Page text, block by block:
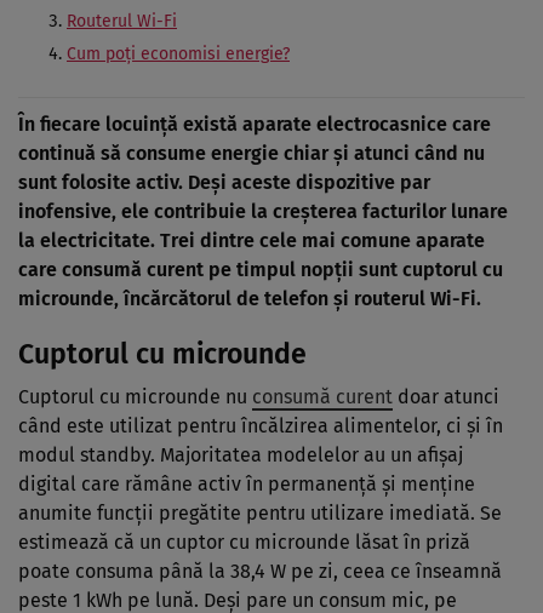
Routerul Wi-Fi
Cum poți economisi energie?
În fiecare locuință există aparate electrocasnice care
continuă să consume energie chiar și atunci când nu
sunt folosite activ. Deși aceste dispozitive par
inofensive, ele contribuie la creșterea facturilor lunare
la electricitate. Trei dintre cele mai comune aparate
care consumă curent pe timpul nopții sunt cuptorul cu
microunde, încărcătorul de telefon și routerul Wi-Fi.
Cuptorul cu microunde
Cuptorul cu microunde nu consumă curent doar atunci
când este utilizat pentru încălzirea alimentelor, ci și în
modul standby. Majoritatea modelelor au un afișaj
digital care rămâne activ în permanență și menține
anumite funcții pregătite pentru utilizare imediată. Se
estimează că un cuptor cu microunde lăsat în priză
poate consuma până la 38,4 W pe zi, ceea ce înseamnă
peste 1 kWh pe lună. Deși pare un consum mic, pe